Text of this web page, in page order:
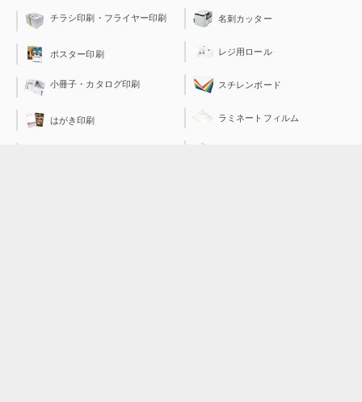
チラシ印刷・フライヤー印刷
ポスター印刷
小冊子・カタログ印刷
はがき印刷
名刺カッター
レジ用ロール
スチレンボード
ラミネートフィルム